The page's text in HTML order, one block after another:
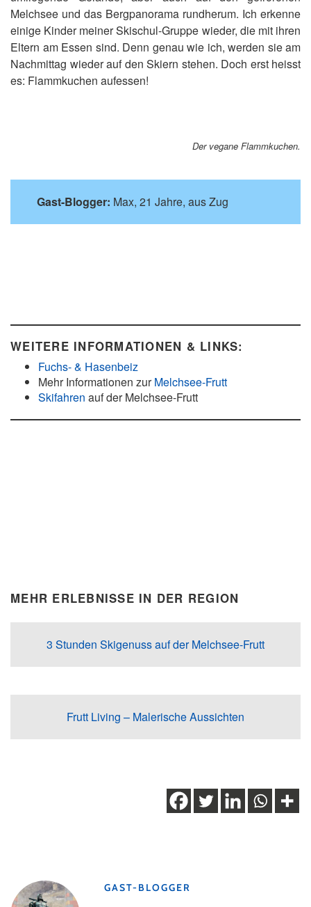
Melchsee und das Bergpanorama rundherum. Ich erkenne
einige Kinder meiner Skischul-Gruppe wieder, die mit ihren
Eltern am Essen sind. Denn genau wie ich, werden sie am
Nachmittag wieder auf den Skiern stehen. Doch erst heisst
es: Flammkuchen aufessen!
Der vegane Flammkuchen.
Gast-Blogger: Max, 21 Jahre, aus Zug
WEITERE INFORMATIONEN & LINKS:
Fuchs- & Hasenbeiz
Mehr Informationen zurMelchsee-Frutt
Skifahren auf der Melchsee-Frutt
MEHR ERLEBNISSE IN DER REGION
3 Stunden Skigenuss auf der Melchsee-Frutt
Frutt Living – Malerische Aussichten
GAST-BLOGGER